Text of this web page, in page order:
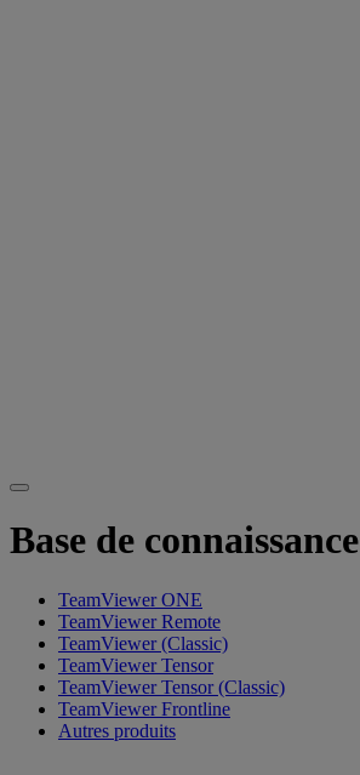
Base de connaissance
TeamViewer ONE
TeamViewer Remote
TeamViewer (Classic)
TeamViewer Tensor
TeamViewer Tensor (Classic)
TeamViewer Frontline
Autres produits